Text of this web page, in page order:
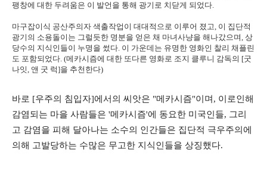
팽창에 대한 두려움은 이 발언을 통해 광기로 치닫게 되었다.
마구잡이식 공산주의자 색출작업이 대대적으로 이루어 졌고, 이 집단적
광기의 소용돌이는 그럴듯한 명분을 얻은 채 마녀사냥을 해나갔으며, 상
당수의 지식인들이 누명을 썼다. 이 가운데는 유명한 영화인 찰리 채플린
도 포함되었다. (메카시즘에 대한 또다른 영화로 조지 클루니 감독의 [굿
나잇, 앤 굿 럭]을 추천한다)
바로 [우주의 침입자]에서의 씨앗은 "메카시즘"이며, 이로인해
감염되는 마을 사람들은 '메카시즘'에 동요한 미국인들, 그리
고 감염을 피해 달아나는 소수의 인간들은 집단적 극우주의에
의해 고발당하는 수많은 무고한 지식인들을 상징했다.